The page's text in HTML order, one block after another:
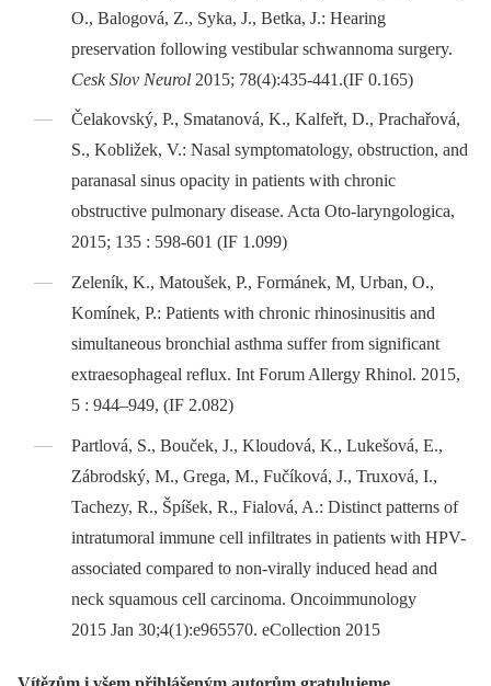
O., Balogová, Z., Syka, J., Betka, J.: Hearing
preservation following vestibular schwannoma surgery.
Cesk Slov Neurol 2015; 78(4):435-441.(IF 0.165)
Čelakovský, P., Smatanová, K., Kalfeřt, D., Prachařová,
S., Kobližek, V.: Nasal symptomatology, obstruction, and
paranasal sinus opacity in patients with chronic
obstructive pulmonary disease. Acta Oto-laryngologica,
2015; 135 : 598-601 (IF 1.099)
Zeleník, K., Matoušek, P., Formánek, M, Urban, O.,
Komínek, P.: Patients with chronic rhinosinusitis and
simultaneous bronchial asthma suffer from significant
extraesophageal reflux. Int Forum Allergy Rhinol. 2015,
5 : 944–949, (IF 2.082)
Partlová, S., Bouček, J., Kloudová, K., Lukešová, E.,
Zábrodský, M., Grega, M., Fučíková, J., Truxová, I.,
Tachezy, R., Špíšek, R., Fialová, A.: Distinct patterns of
intratumoral immune cell infiltrates in patients with HPV-
associated compared to non-virally induced head and
neck squamous cell carcinoma. Oncoimmunology
2015 Jan 30;4(1):e965570. eCollection 2015